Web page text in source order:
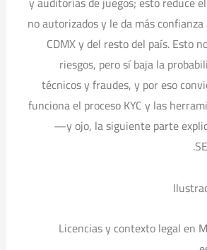
no autorizados y le da más
CDMX y del resto del país. Esto
riesgos, pero sí baja la
técnicos y fraudes, y por eso
funciona el proceso KYC y las
—y ojo, la siguiente parte
Licencias y contexto legal en